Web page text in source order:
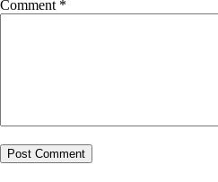
Comment *